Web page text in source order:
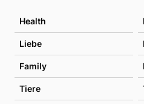
Health
Liebe
Family
Tiere